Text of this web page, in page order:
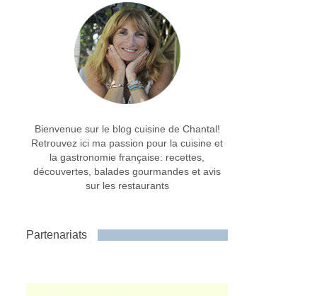
Bienvenue sur le blog cuisine de Chantal!
Retrouvez ici ma passion pour la cuisine et
la gastronomie française: recettes,
découvertes, balades gourmandes et avis
sur les restaurants
Partenariats